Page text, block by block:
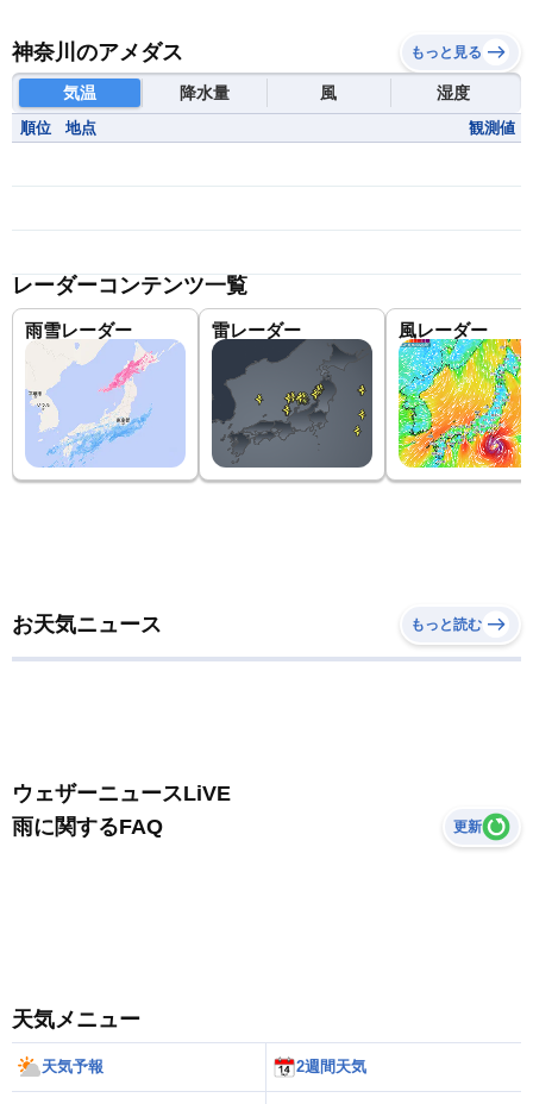
神奈川のアメダス もっと見る
気温 降水量 風 湿度
順位 地点 観測値
レーダーコンテンツ一覧
雨雪レーダー 雷レーダー 風レーダー
お天気ニュース もっと読む
ウェザーニュースLiVE
雨に関するFAQ
更新
天気メニュー
天気予報 2週間天気